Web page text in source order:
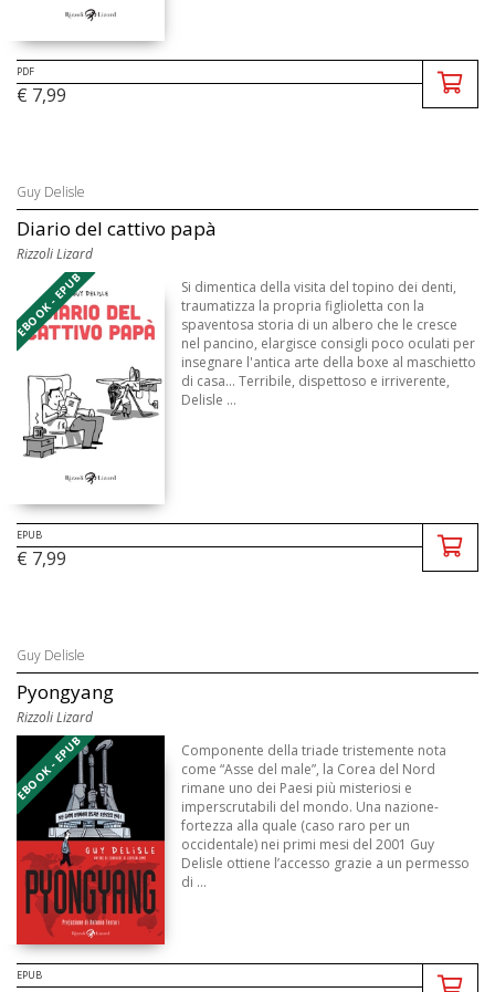
PDF
€ 7,99
Guy Delisle
Diario del cattivo papà
Rizzoli Lizard
EBOOK - EPUB
Si dimentica della visita del topino dei denti,
traumatizza la propria figlioletta con la
spaventosa storia di un albero che le cresce
nel pancino, elargisce consigli poco oculati per
insegnare l'antica arte della boxe al maschietto
di casa… Terribile, dispettoso e irriverente,
Delisle ...
EPUB
€ 7,99
Guy Delisle
Pyongyang
Rizzoli Lizard
EBOOK - EPUB
Componente della triade tristemente nota
come “Asse del male”, la Corea del Nord
rimane uno dei Paesi più misteriosi e
imperscrutabili del mondo. Una nazione-
fortezza alla quale (caso raro per un
occidentale) nei primi mesi del 2001 Guy
Delisle ottiene l’accesso grazie a un permesso
di ...
EPUB